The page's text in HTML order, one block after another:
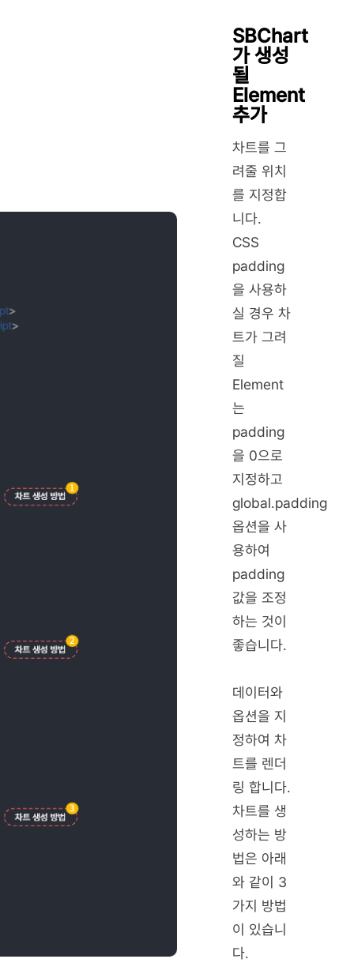
SBChart
가 생성
될
Element
추가
차트를 그
려줄 위치
를 지정합
니다.
CSS
padding
을 사용하
실 경우 차
트가 그려
질
Element
는
padding
을 0으로
지정하고
global.padding
옵션을 사
용하여
padding
값을 조정
하는 것이
좋습니다.
데이터와
옵션을 지
정하여 차
트를 렌더
링 합니다.
차트를 생
성하는 방
법은 아래
와 같이 3
가지 방법
이 있습니
다.